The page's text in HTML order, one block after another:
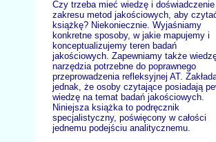
Czy trzeba mieć wiedzę i
zakresu metod jakościowych, aby
książkę? Niekoniecznie. Wyjaśniamy
konkretne sposoby, w jakie mapujemy i
konceptualizujemy teren badań
jakościowych. Zapewniamy także
narzędzia potrzebne do poprawnego
przeprowadzenia refleksyjnej AT.
jednak, że osoby czytające posiadają
wiedzę na temat badań jakościowych.
Niniejsza książka to podręcznik
specjalistyczny, poświęcony w całości
jednemu podejściu analitycznemu.